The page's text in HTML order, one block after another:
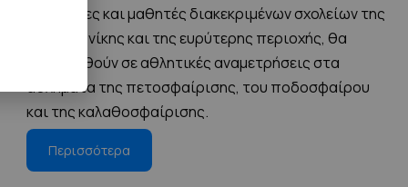
μαθήτριες και μαθητές διακεκριμένων σχολείων της
Θεσσαλονίκης και της ευρύτερης περιοχής, θα
συναντηθούν σε αθλητικές αναμετρήσεις στα
αθλήματα της πετοσφαίρισης, του ποδοσφαίρου
και της καλαθοσφαίρισης.
Περισσότερα